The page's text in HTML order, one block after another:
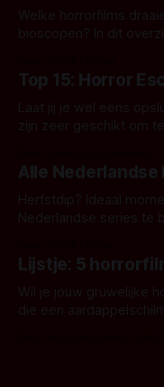
Welke horrorfilms
bioscopen? In dit
Top 15: Horror
Laat jij je wel eens
zijn zeer geschikt om
Alle
Herfstdip? Ideaal
Nederlandse series te bingen! Bij
Amsterdamned of The
is niet beperkt tot films.
Lijstje: 5
Wil je jouw gruwelijke
die een